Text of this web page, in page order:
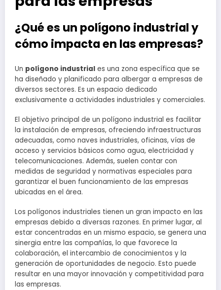
¿Qué es un polígono industrial y
cómo impacta en las empresas?
Un polígono industrial es una zona específica que se
ha diseñado y planificado para albergar a empresas de
diversos sectores. Es un espacio dedicado
exclusivamente a actividades industriales y comerciales.
El objetivo principal de un polígono industrial es facilitar
la instalación de empresas, ofreciendo infraestructuras
adecuadas, como naves industriales, oficinas, vías de
acceso y servicios básicos como agua, electricidad y
telecomunicaciones. Además, suelen contar con
medidas de seguridad y normativas especiales para
garantizar el buen funcionamiento de las empresas
ubicadas en el área.
Los polígonos industriales tienen un gran impacto en las
empresas debido a diversas razones. En primer lugar, al
estar concentradas en un mismo espacio, se genera una
sinergia entre las compañías, lo que favorece la
colaboración, el intercambio de conocimientos y la
generación de oportunidades de negocio. Esto puede
resultar en una mayor innovación y competitividad para
las empresas.